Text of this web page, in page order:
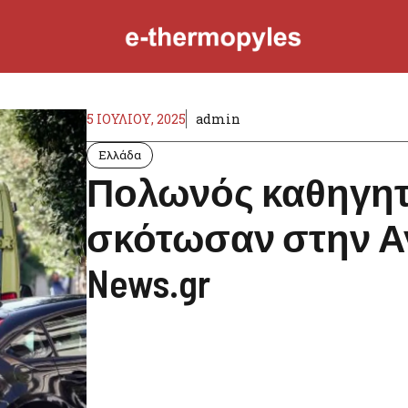
5 ΙΟΥΛΊΟΥ, 2025 admin
Ελλάδα
Πολωνός
σκότωσαν στην
News.gr